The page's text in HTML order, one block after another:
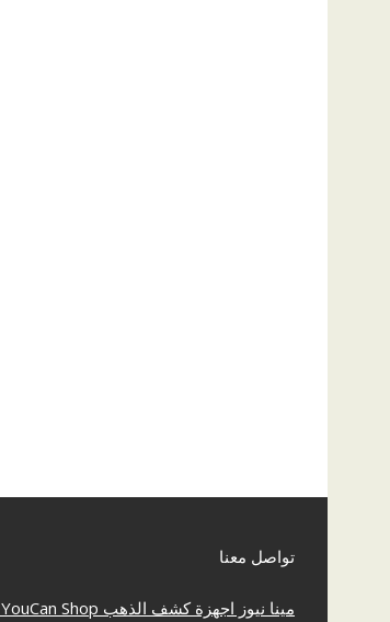
تواصل معنا
مينا نيوز اجهزة كشف الذهب YouCan Shop